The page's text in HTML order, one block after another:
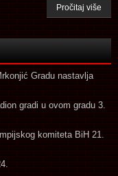
Pročitaj više
Gradu nastavlja
gradi u ovom gradu 3.
komiteta BiH 21.